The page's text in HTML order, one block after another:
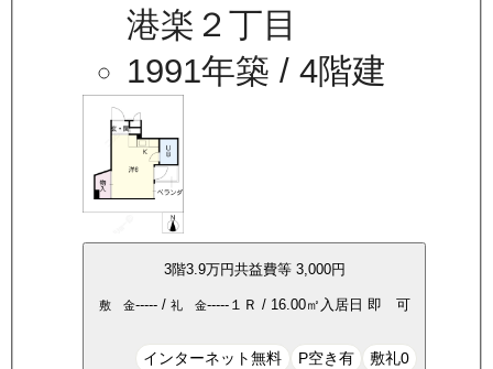
港楽２丁目
1991年築 / 4階建
3階3.9万円共益費等 3,000円
敷 金-----/ 礼 金-----１Ｒ / 16.00㎡ 入居日 即 可
インターネット無料 P空き有 敷礼0